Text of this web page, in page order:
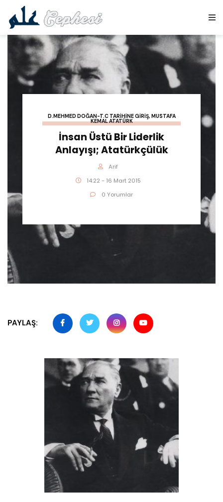
D.MEHMED DOĞAN-T.C TARIHINE GIRIŞ, MUSTAFA
KEMAL ATATÜRK
İnsan Üstü Bir Liderlik
Anlayışı; Atatürkçülük
Arif
14:22 - 16 Mart 2015
0 Yorumlar
PAYLAŞ: